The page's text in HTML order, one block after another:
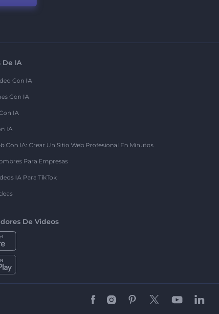
IA
Con IA
Con IA
IA
IA
Con IA: Crear Un Sitio Web Profesional En Minutos
Para Empresas
IA Para TikTok
De Videos